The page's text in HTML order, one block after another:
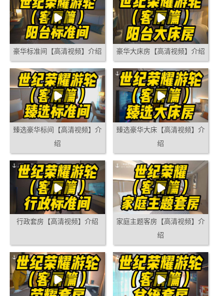
豪华标准间【高清视频】介绍 豪华大床房【高清视频】介绍
臻选豪华标间【高清视频】介
绍
臻选豪华大床【高清视频】介
绍
行政套房【高清视频】介绍
家庭主题客房【高清视频】介
绍